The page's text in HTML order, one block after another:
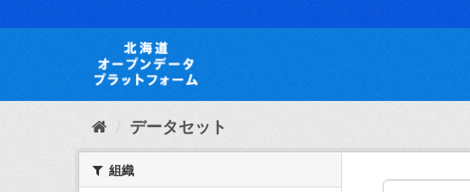
キ
て
データセット
組織